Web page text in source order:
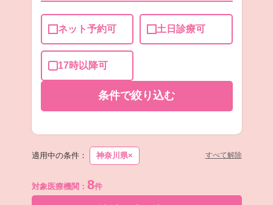
ネット予約可 土日診療可
17時以降可
条件で絞り込む
適用中の条件： 神奈川県× すべて解除
対象医療機関： 8件